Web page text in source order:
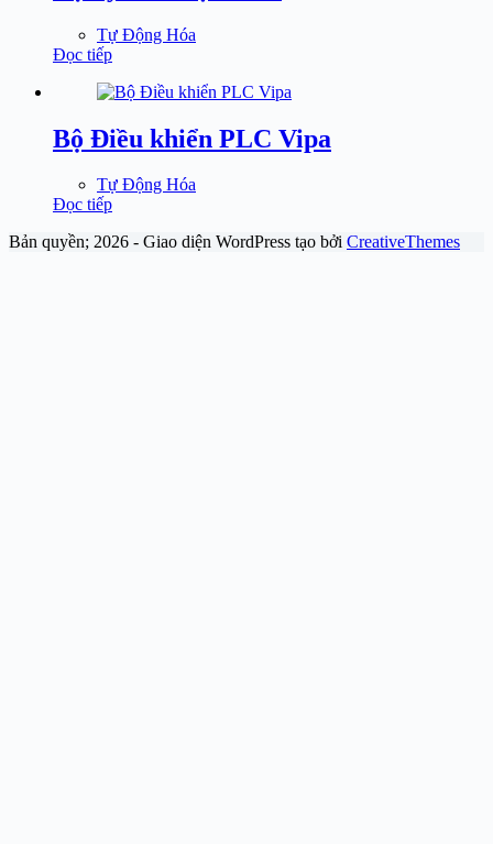
Tự Động Hóa
Đọc tiếp
Bộ Điều khiển PLC Vipa
Tự Động Hóa
Đọc tiếp
Bản quyền; 2026 - Giao diện WordPress tạo bởi CreativeThemes